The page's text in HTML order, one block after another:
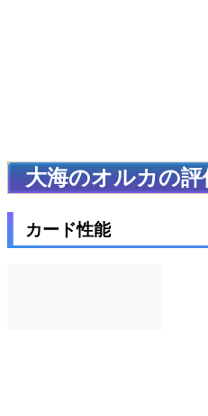
大海のオルカの評
カード性能